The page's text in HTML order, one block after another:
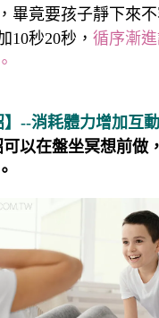
畢竟要孩子靜下來
10秒20秒， 循序漸
】--消耗體力增加互動
可以在盤坐冥想前做